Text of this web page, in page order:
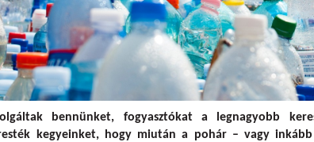
bennünket, fogyasztókat a legnagyobb
kegyeinket, hogy miután a pohár – vagy inkább